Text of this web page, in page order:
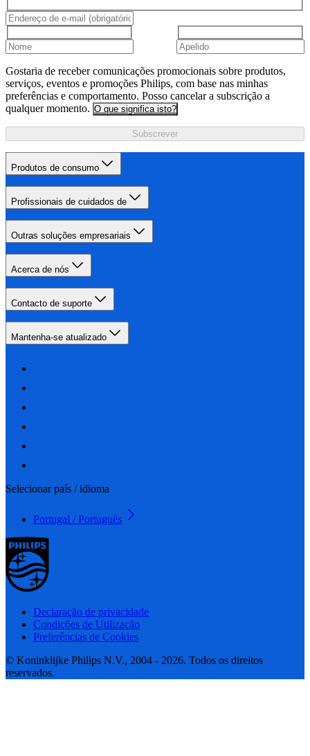
Gostaria de receber comunicações promocionais sobre produtos,
serviços, eventos e promoções Philips, com base nas minhas
preferências e comportamento. Posso cancelar a subscrição a
qualquer momento. O que significa isto?
Subscrever
Produtos de consumo
Profissionais de cuidados de
Outras soluções empresariais
Acerca de nós
Contacto de suporte
Mantenha-se atualizado
Selecionar país / idioma
Portugal / Português
Declaração de privacidade
Condições de Utilização
Preferências de Cookies
© Koninklijke Philips N.V., 2004 - 2026. Todos os direitos
reservados.